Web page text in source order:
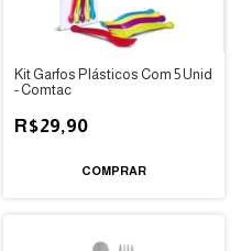
Kit Garfos Plásticos Com 5 Unid
- Comtac
R$29,90